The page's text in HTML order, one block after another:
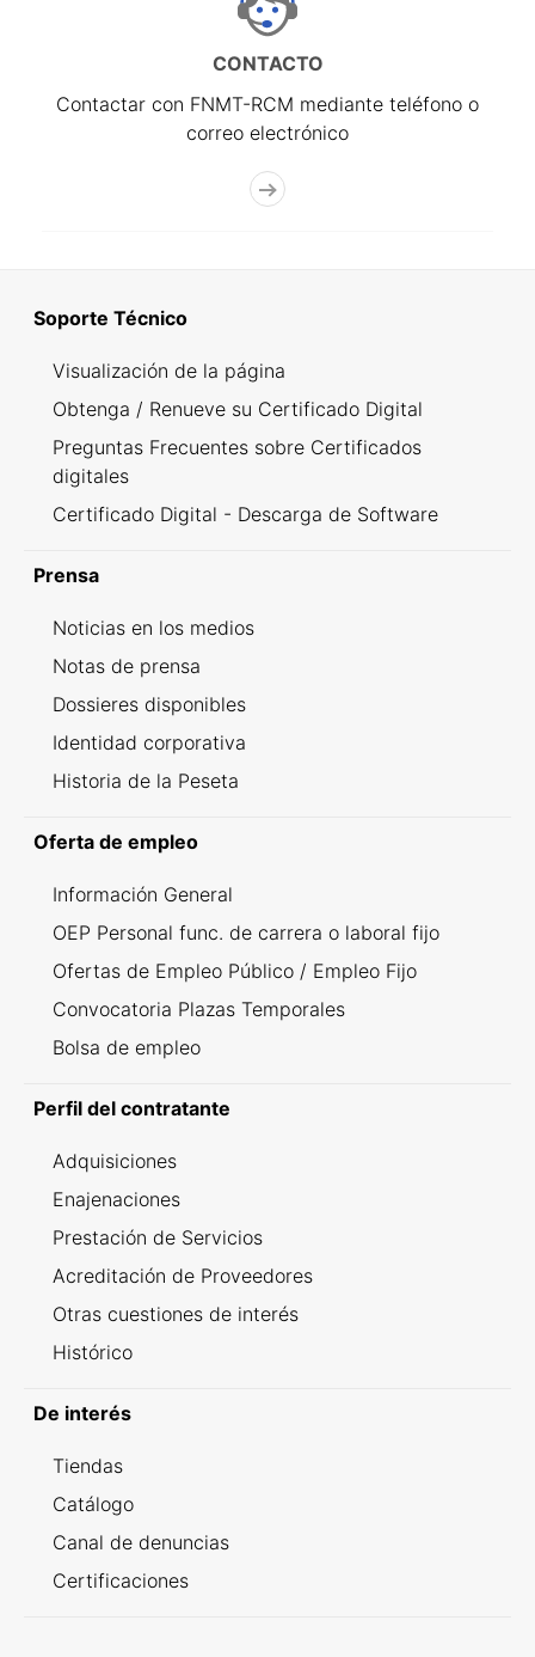
CONTACTO
Contactar con FNMT-RCM mediante teléfono o
correo electrónico
Soporte Técnico
Visualización de la página
Obtenga / Renueve su Certificado Digital
Preguntas Frecuentes sobre Certificados
digitales
Certificado Digital - Descarga de Software
Prensa
Noticias en los medios
Notas de prensa
Dossieres disponibles
Identidad corporativa
Historia de la Peseta
Oferta de empleo
Información General
OEP Personal func. de carrera o laboral fijo
Ofertas de Empleo Público / Empleo Fijo
Convocatoria Plazas Temporales
Bolsa de empleo
Perfil del contratante
Adquisiciones
Enajenaciones
Prestación de Servicios
Acreditación de Proveedores
Otras cuestiones de interés
Histórico
De interés
Tiendas
Catálogo
Canal de denuncias
Certificaciones